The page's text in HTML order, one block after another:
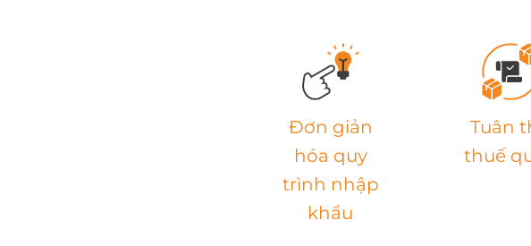
Đơn giản
hóa quy
trình nhập
khẩu
Tuân
thuế